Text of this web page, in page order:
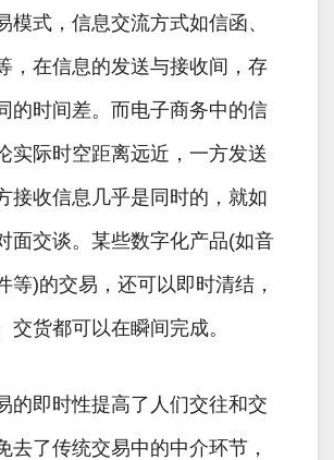
模式，信息交流方式如信函、
，在信息的发送与接收间，存
的时间差。而电子商务中的信
实际时空距离远近，一方发送
接收信息几乎是同时的，就如
面交谈。某些数字化产品(如音
等)的交易，还可以即时清结，
交货都可以在瞬间完成。
的即时性提高了人们交往和交
去了传统交易中的中介环节，